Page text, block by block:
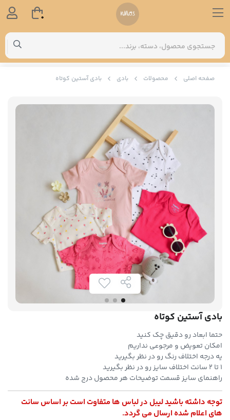
صفحه اصلی محصولات بادی بادی آستین کوتاه
بادی آستین کوتاه
حتما ابعاد رو دقیق چک کنید
امکان تعویض و مرجوعی نداریم
یه درجه اختلاف رنگ رو در نظر بگیرید
۱ تا ۲ سانت اختلاف سایز رو در نظر بگیرید
راهنمای سایز قسمت توضیحات هر محصول درج شده
توجه داشته باشید لیبل در لباس ها متفاوت است بر اساس سانت
های اعلام شده ارسال می گردد.
0